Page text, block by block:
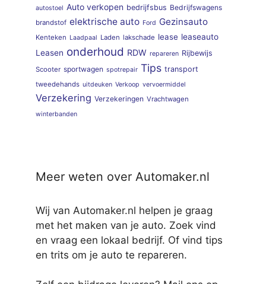
autostoel Auto verkopen bedrijfsbus Bedrijfswagens
brandstof elektrische auto Ford Gezinsauto
Kenteken Laadpaal Laden lakschade lease leaseauto
Leasen onderhoud RDW repareren Rijbewijs
Scooter sportwagen spotrepair Tips transport
tweedehands uitdeuken Verkoop vervoermiddel
Verzekering Verzekeringen Vrachtwagen
winterbanden
Meer weten over Automaker.nl
Wij van Automaker.nl helpen je graag
met het maken van je auto. Zoek vind
en vraag een lokaal bedrijf. Of vind tips
en trits om je auto te repareren.